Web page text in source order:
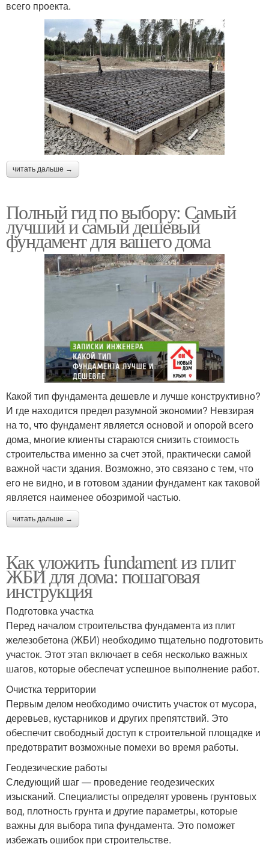
всего проекта.
читать дальше →
Полный гид по выбору: Самый
лучший и самый дешевый
фундамент для вашего дома
Какой тип фундамента дешевле и лучше конструктивно?
И где находится предел разумной экономии? Невзирая
на то, что фундамент является основой и опорой всего
дома, многие клиенты стараются снизить стоимость
строительства именно за счет этой, практически самой
важной части здания. Возможно, это связано с тем, что
его не видно, и в готовом здании фундамент как таковой
является наименее обозримой частью.
читать дальше →
Как уложить fundament из плит
ЖБИ для дома: пошаговая
инструкция
Подготовка участка
Перед началом строительства фундамента из плит
железобетона (ЖБИ) необходимо тщательно подготовить
участок. Этот этап включает в себя несколько важных
шагов, которые обеспечат успешное выполнение работ.
Очистка территории
Первым делом необходимо очистить участок от мусора,
деревьев, кустарников и других препятствий. Это
обеспечит свободный доступ к строительной площадке и
предотвратит возможные помехи во время работы.
Геодезические работы
Следующий шаг — проведение геодезических
изысканий. Специалисты определят уровень грунтовых
вод, плотность грунта и другие параметры, которые
важны для выбора типа фундамента. Это поможет
избежать ошибок при строительстве.